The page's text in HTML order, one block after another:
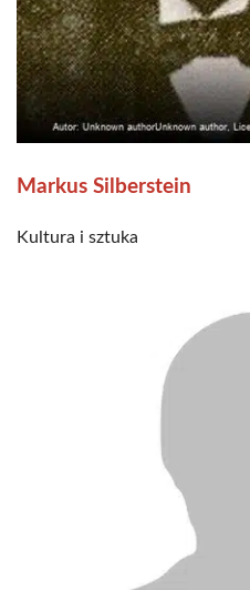
Markus Silberstein
Kultura i sztuka